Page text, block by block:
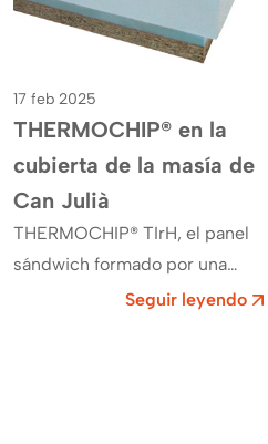
17 feb 2025
THERMOCHIP® en la
cubierta de la masía de
Can Julià
THERMOCHIP® TIrH, el panel
sándwich formado por una
tabla de madera de iroko,
Seguir leyendo